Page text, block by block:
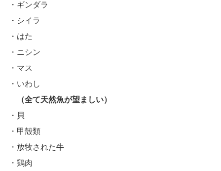
・ギンダラ
・シイラ
・はた
・ニシン
・マス
・いわし
（全て天然魚が望ましい）
・貝
・甲殻類
・放牧された牛
・鶏肉